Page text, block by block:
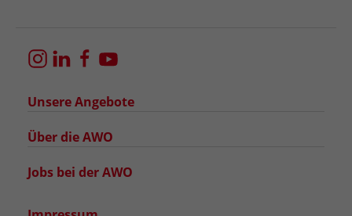
Unsere Angebote
Über die AWO
Jobs bei der AWO